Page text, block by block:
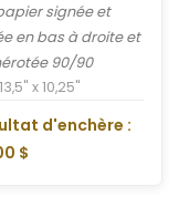
signée et
en bas à droite et
90/90
13,5" x 10,25"
d'enchère :
$